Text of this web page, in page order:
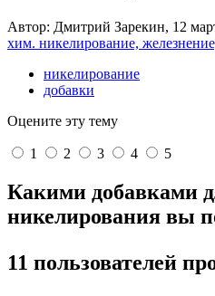
Автор: Дмитрий Зарекин, 12
хим. никелирование,
никелирование
добавки
Оцените эту тему
1 2 3 4 5
Какими добавками
никелирования вы
11 пользователей